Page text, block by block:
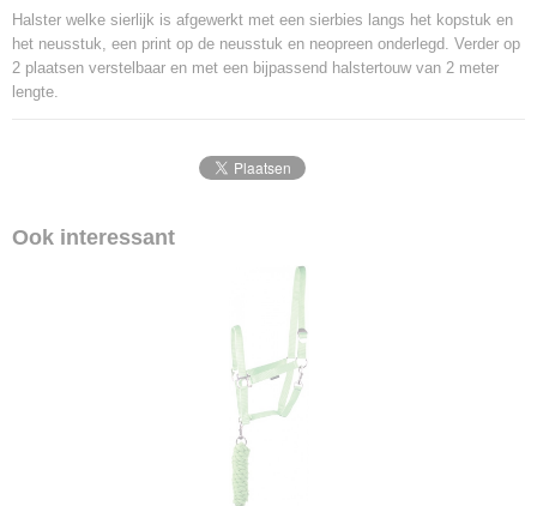
Halster welke sierlijk is afgewerkt met een sierbies langs het kopstuk en
het neusstuk, een print op de neusstuk en neopreen onderlegd. Verder op
2 plaatsen verstelbaar en met een bijpassend halstertouw van 2 meter
lengte.
Ook interessant